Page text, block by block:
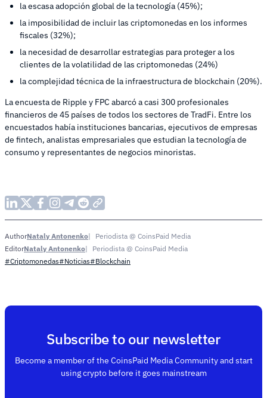
la escasa adopción global de la tecnología (45%);
la imposibilidad de incluir las criptomonedas en los informes
fiscales (32%);
la necesidad de desarrollar estrategias para proteger a los
clientes de la volatilidad de las criptomonedas (24%)
la complejidad técnica de la infraestructura de blockchain (20%).
La encuesta de Ripple y FPC abarcó a casi 300 profesionales
financieros de 45 países de todos los sectores de TradFi. Entre los
encuestados había instituciones bancarias, ejecutivos de empresas
de fintech, analistas empresariales que estudian la tecnología de
consumo y representantes de negocios minoristas.
AuthorNataly Antonenko
Periodista @ CoinsPaid Media
EditorNataly Antonenko
Periodista @ CoinsPaid Media
#Criptomonedas#Noticias#Blockchain
Subscribe to our newsletter
Become a member of the CoinsPaid Media Community and start
using crypto before it goes mainstream